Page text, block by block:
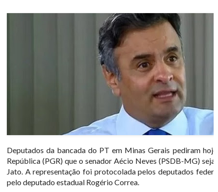
Deputados da bancada do PT em Minas Gerais pediram
República (PGR) que o senador Aécio Neves (PSDB-MG)
Jato. A representação foi protocolada pelos deputados
pelo deputado estadual Rogério Correa.